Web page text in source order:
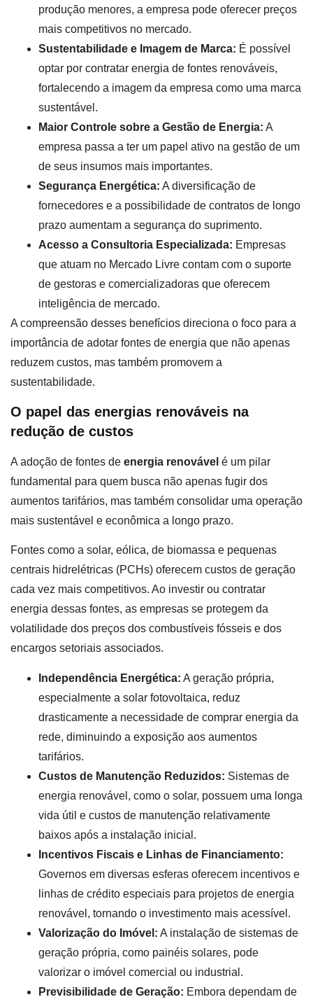
produção menores, a empresa pode oferecer preços
mais competitivos no mercado.
Sustentabilidade e Imagem de Marca: É possível
optar por contratar energia de fontes renováveis,
fortalecendo a imagem da empresa como uma marca
sustentável.
Maior Controle sobre a Gestão de Energia: A
empresa passa a ter um papel ativo na gestão de um
de seus insumos mais importantes.
Segurança Energética: A diversificação de
fornecedores e a possibilidade de contratos de longo
prazo aumentam a segurança do suprimento.
Acesso a Consultoria Especializada: Empresas
que atuam no Mercado Livre contam com o suporte
de gestoras e comercializadoras que oferecem
inteligência de mercado.
A compreensão desses benefícios direciona o foco para a
importância de adotar fontes de energia que não apenas
reduzem custos, mas também promovem a
sustentabilidade.
O papel das energias renováveis na
redução de custos
A adoção de fontes de energia renovável é um pilar
fundamental para quem busca não apenas fugir dos
aumentos tarifários, mas também consolidar uma operação
mais sustentável e econômica a longo prazo.
Fontes como a solar, eólica, de biomassa e pequenas
centrais hidrelétricas (PCHs) oferecem custos de geração
cada vez mais competitivos. Ao investir ou contratar
energia dessas fontes, as empresas se protegem da
volatilidade dos preços dos combustíveis fósseis e dos
encargos setoriais associados.
Independência Energética: A geração própria,
especialmente a solar fotovoltaica, reduz
drasticamente a necessidade de comprar energia da
rede, diminuindo a exposição aos aumentos
tarifários.
Custos de Manutenção Reduzidos: Sistemas de
energia renovável, como o solar, possuem uma longa
vida útil e custos de manutenção relativamente
baixos após a instalação inicial.
Incentivos Fiscais e Linhas de Financiamento:
Governos em diversas esferas oferecem incentivos e
linhas de crédito especiais para projetos de energia
renovável, tornando o investimento mais acessível.
Valorização do Imóvel: A instalação de sistemas de
geração própria, como painéis solares, pode
valorizar o imóvel comercial ou industrial.
Previsibilidade de Geração: Embora dependam de